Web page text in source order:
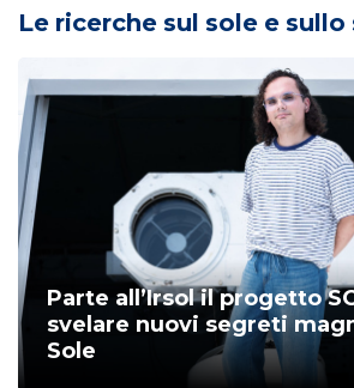
Le ricerche sul sole e sullo
Parte all’Irsol il progetto
svelare nuovi segreti
Sole